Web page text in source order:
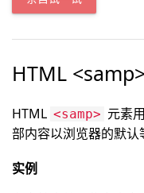
HTML
HTML <samp> 元素
部内容以浏览器的默认
实例